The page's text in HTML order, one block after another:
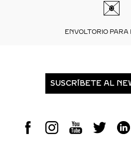
ENVOLTORIO PARA
SUSCRÍBETE AL